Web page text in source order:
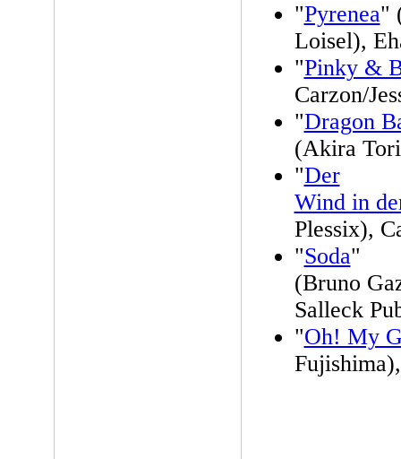
"Pyrenea"
Loisel),
"Pinky &
Carzon/
"Dragon
(Akira
"Der
Wind in
Plessix),
"Soda"
(Bruno
Salleck
"Oh! My